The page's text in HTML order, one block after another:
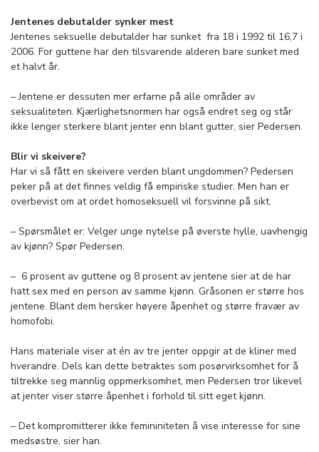
Jentenes debutalder synker mest
Jentenes seksuelle debutalder har sunket fra 18 i 1992 til 16,7 i
2006. For guttene har den tilsvarende alderen bare sunket med
et halvt år.
– Jentene er dessuten mer erfarne på alle områder av
seksualiteten. Kjærlighetsnormen har også endret seg og står
ikke lenger sterkere blant jenter enn blant gutter, sier Pedersen.
Blir vi skeivere?
Har vi så fått en skeivere verden blant ungdommen? Pedersen
peker på at det finnes veldig få empiriske studier. Men han er
overbevist om at ordet homoseksuell vil forsvinne på sikt.
– Spørsmålet er: Velger unge nytelse på øverste hylle, uavhengig
av kjønn? Spør Pedersen.
– 6 prosent av guttene og 8 prosent av jentene sier at de har
hatt sex med en person av samme kjønn. Gråsonen er større hos
jentene. Blant dem hersker høyere åpenhet og større fravær av
homofobi.
Hans materiale viser at én av tre jenter oppgir at de kliner med
hverandre. Dels kan dette betraktes som posørvirksomhet for å
tiltrekke seg mannlig oppmerksomhet, men Pedersen tror likevel
at jenter viser større åpenhet i forhold til sitt eget kjønn.
– Det kompromitterer ikke femininiteten å vise interesse for sine
medsøstre, sier han.